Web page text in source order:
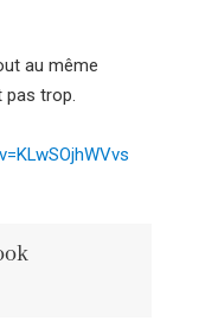
au même
trop.